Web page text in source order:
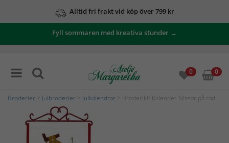
Alltid fri frakt vid köp över 799 kr
Fyll sommaren med kreativa stunder →
0 0
Broderier Julbroderier Julkalendrar > Broderikit Kalender Nissar på rad